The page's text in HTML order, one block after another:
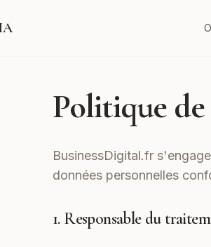
Politique
BusinessDigital.fr
données personnelles
1. Responsable du